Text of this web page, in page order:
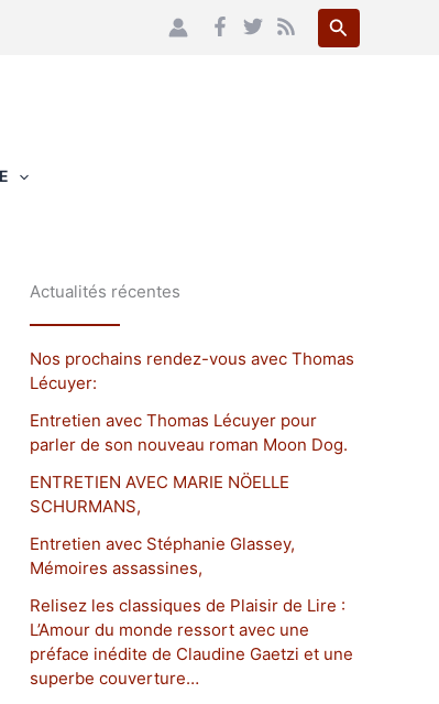
Actualités récentes
Nos prochains rendez-vous avec Thomas
Lécuyer:
Entretien avec Thomas Lécuyer pour
parler de son nouveau roman Moon Dog.
ENTRETIEN AVEC MARIE NÖELLE
SCHURMANS,
Entretien avec Stéphanie Glassey,
Mémoires assassines,
Relisez les classiques de Plaisir de Lire :
L’Amour du monde ressort avec une
préface inédite de Claudine Gaetzi et une
superbe couverture…